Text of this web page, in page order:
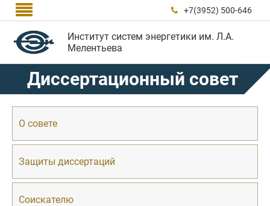
  +7(3952) 500-646
Институт систем энергетики им. Л.А.
Мелентьева
Диссертационный совет
О совете
Защиты диссертаций
Соискателю